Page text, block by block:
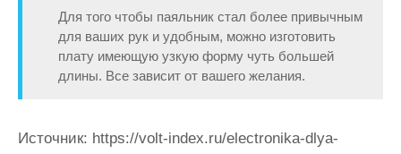
Для того чтобы паяльник стал более привычным
для ваших рук и удобным, можно изготовить
плату имеющую узкую форму чуть большей
длины. Все зависит от вашего желания.
Источник: https://volt-index.ru/electronika-dlya-